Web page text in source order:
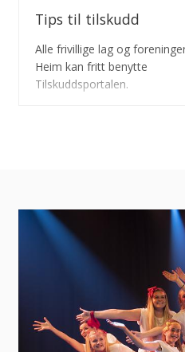
Tips til tilskudd
Alle frivillige lag og
Heim kan fritt benytte
Tilskuddsportalen.